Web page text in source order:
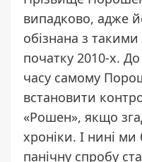
випадково, адже
обізнана з
початку 2010-х.
часу самому
встановити
«Рошен», якщо
хроніки. І нині
панічну спробу